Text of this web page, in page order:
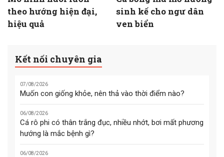
theo hướng hiện đại,
hiệu quả
sinh kế cho ngư dân
ven biển
Kết nối chuyên gia
07/08/2026
Muốn con giống khỏe, nên thả vào thời điểm nào?
06/08/2026
Cá rô phi có thân trắng đục, nhiều nhớt, bơi mất phương
hướng là mắc bệnh gì?
06/08/2026